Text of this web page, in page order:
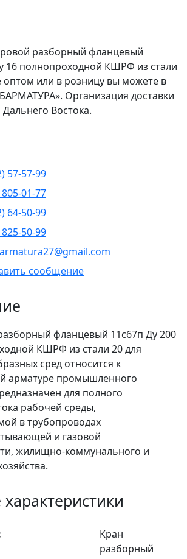
разборный фланцевый
16 полнопроходной КШРФ из стали
оптом или в розницу вы можете в
Организация доставки
Востока.
57-57-99
01-77
64-50-99
50-99
сообщение
фланцевый 11с67п Ду 200
КШРФ из стали 20 для
сред относится к
арматуре промышленного
для полного
рабочей среды,
в трубопроводах
и газовой
жилищно-коммунального и
Кран
разборный